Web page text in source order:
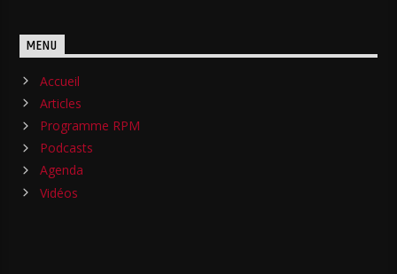
MENU
Accueil
Articles
Programme RPM
Podcasts
Agenda
Vidéos